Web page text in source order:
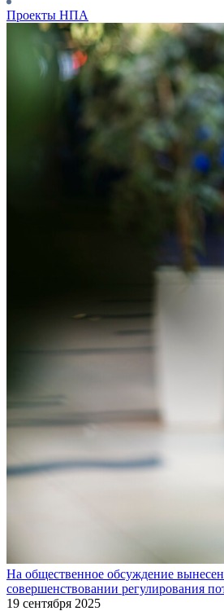
Проекты НПА
На общественное обсуждение вынесен
совершенствовании регулирования
19 сентября 2025